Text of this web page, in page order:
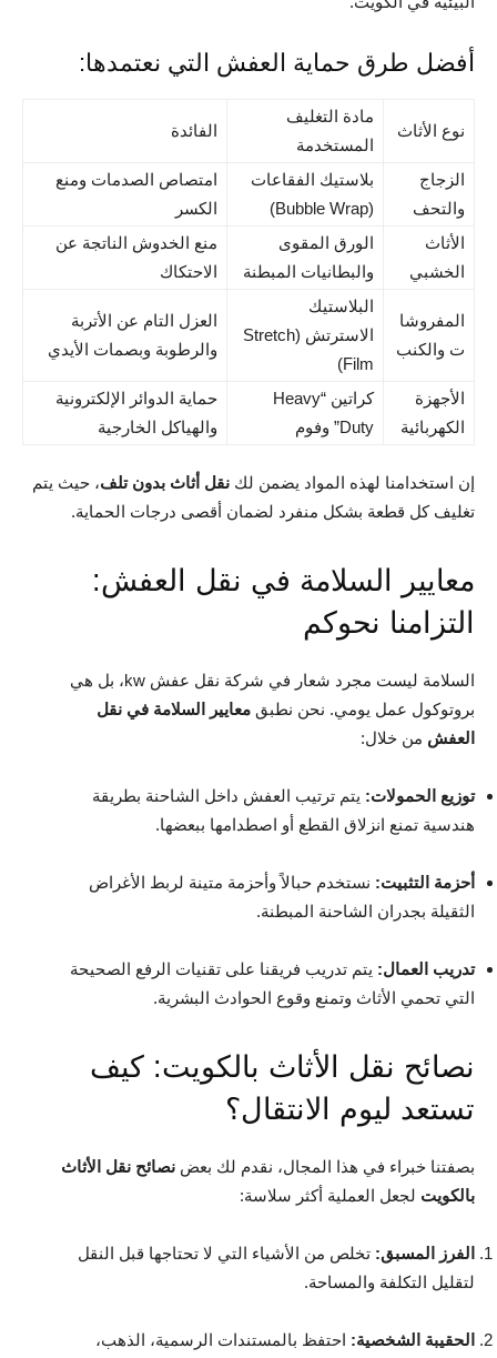
أفضل طرق حماية العفش التي نعتمدها:
نوع الأثاث
مادة التغليف
المستخدمة
الفائدة
الزجاج
والتحف
بلاستيك الفقاعات
(Bubble Wrap)
امتصاص الصدمات ومنع
الكسر
الأثاث
الخشبي
الورق المقوى
والبطانيات المبطنة
منع الخدوش الناتجة عن
الاحتكاك
المفروشا
ت والكنب
البلاستيك
الاسترتش (Stretch
Film)
العزل التام عن الأتربة
والرطوبة وبصمات الأيدي
الأجهزة
الكهربائية
كراتين “Heavy
Duty” وفوم
حماية الدوائر الإلكترونية
والهياكل الخارجية
إن استخدامنا لهذه المواد يضمن لك نقل أثاث بدون تلف، حيث يتم
تغليف كل قطعة بشكل منفرد لضمان أقصى درجات الحماية.
معايير السلامة في نقل العفش:
التزامنا نحوكم
السلامة ليست مجرد شعار في شركة نقل عفش kw، بل هي
بروتوكول عمل يومي. نحن نطبق معايير السلامة في نقل
العفش من خلال:
توزيع الحمولات: يتم ترتيب العفش داخل الشاحنة بطريقة
هندسية تمنع انزلاق القطع أو اصطدامها ببعضها.
أحزمة التثبيت: نستخدم حبالاً وأحزمة متينة لربط الأغراض
الثقيلة بجدران الشاحنة المبطنة.
تدريب العمال: يتم تدريب فريقنا على تقنيات الرفع الصحيحة
التي تحمي الأثاث وتمنع وقوع الحوادث البشرية.
نصائح نقل الأثاث بالكويت: كيف
تستعد ليوم الانتقال؟
بصفتنا خبراء في هذا المجال، نقدم لك بعض نصائح نقل الأثاث
بالكويت لجعل العملية أكثر سلاسة:
الفرز المسبق: تخلص من الأشياء التي لا تحتاجها قبل النقل
لتقليل التكلفة والمساحة.
الحقيبة الشخصية: احتفظ بالمستندات الرسمية، الذهب،